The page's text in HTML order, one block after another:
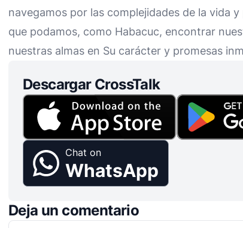
navegamos por las complejidades de la vida
que podamos, como Habacuc, encontrar
nuestras almas en Su carácter y promesas
Descargar CrossTalk
Chat on
WhatsApp
Deja un comentario